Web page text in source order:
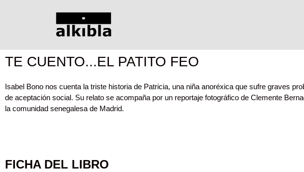
TE CUENTO...EL PATITO FEO
Isabel Bono nos cuenta la triste historia de Patricia, una niña anoréxica que sufre graves
de aceptación social. Su relato se acompaña por un reportaje fotográfico de Clemente
la comunidad senegalesa de Madrid.
FICHA DEL LIBRO